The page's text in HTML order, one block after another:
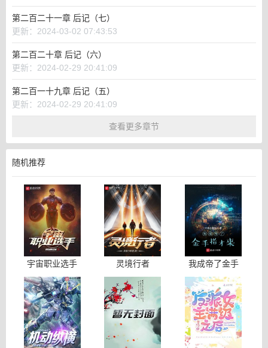
第二百二十一章 后记（七）
更新：2024-03-02 07:43:53
第二百二十章 后记（六）
更新：2024-02-29 20:41:09
第二百一十九章 后记（五）
更新：2024-02-29 20:41:09
查看更多章节
随机推荐
宇宙职业选手 灵境行者
我成帝了金手
指才来